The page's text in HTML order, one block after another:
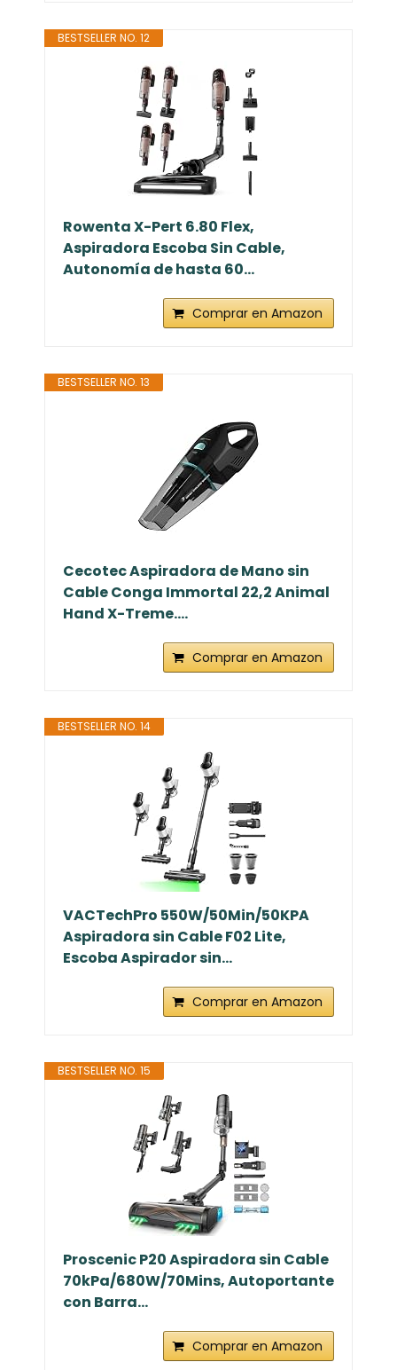
BESTSELLER NO. 12
Rowenta X-Pert 6.80 Flex,
Aspiradora Escoba Sin Cable,
Autonomía de hasta 60...
Comprar en Amazon
BESTSELLER NO. 13
Cecotec Aspiradora de Mano sin
Cable Conga Immortal 22,2 Animal
Hand X-Treme....
Comprar en Amazon
BESTSELLER NO. 14
VACTechPro 550W/50Min/50KPA
Aspiradora sin Cable F02 Lite,
Escoba Aspirador sin...
Comprar en Amazon
BESTSELLER NO. 15
Proscenic P20 Aspiradora sin Cable
70kPa/680W/70Mins, Autoportante
con Barra...
Comprar en Amazon